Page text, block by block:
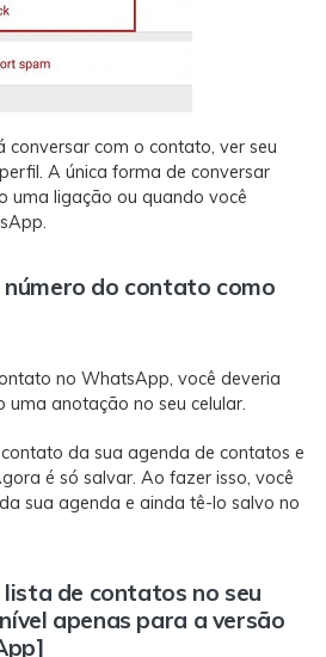
com o contato, ver seu
A única forma de conversar
uma ligação ou quando você
número do contato como
no WhatsApp, você deveria
uma anotação no seu celular.
da sua agenda de contatos e
é só salvar. Ao fazer isso, você
sua agenda e ainda tê-lo salvo no
lista de contatos no seu
apenas para a versão